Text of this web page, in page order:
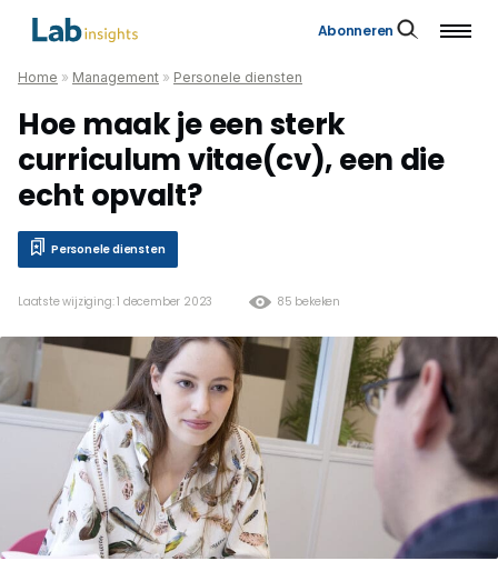
Abonneren
Home » Management » Personele diensten
Hoe maak je een sterk
curriculum vitae(cv), een die
echt opvalt?
Personele diensten
85 bekeken
Laatste wijziging: 1 december 2023